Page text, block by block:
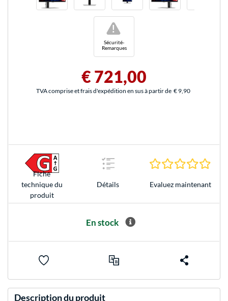
Sécurité-
Remarques
!
€ 721,00
TVA comprise et frais d'expédition en sus à partir de € 9,90
Fiche
technique du
produit
Détails Evaluez maintenant
En stock
Description du produit